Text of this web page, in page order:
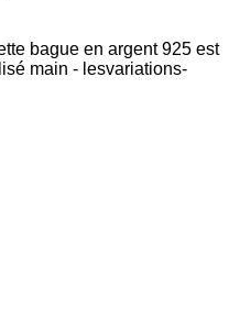
bague en argent 925 est
main - lesvariations-